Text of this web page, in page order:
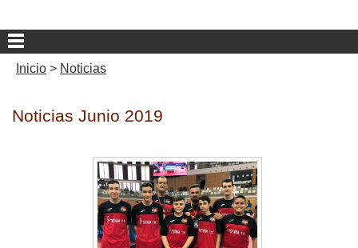
Inicio > Noticias
Noticias Junio 2019